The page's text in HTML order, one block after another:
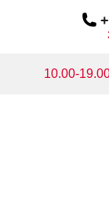
10.00-